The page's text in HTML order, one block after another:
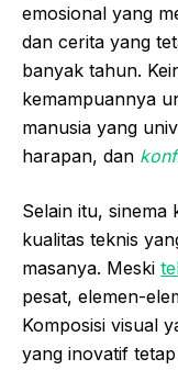
emosional yang
dan cerita yang
banyak tahun.
kemampuannya
manusia yang
harapan, dan
Selain itu, sinema
kualitas teknis
masanya. Meski
pesat, elemen-
Komposisi visual
yang inovatif